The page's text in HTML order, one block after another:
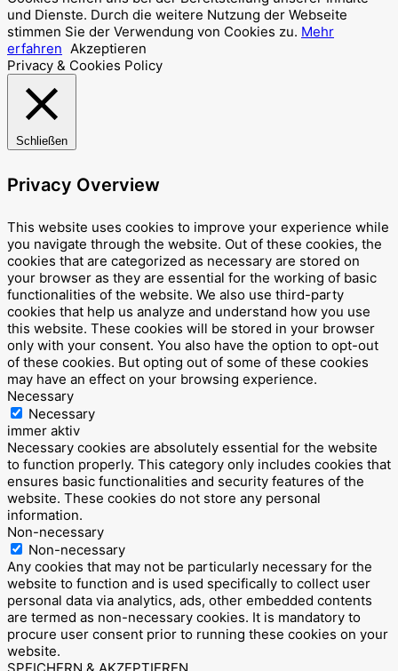
und Dienste. Durch die weitere Nutzung der Webseite
stimmen Sie der Verwendung von Cookies zu. Mehr
erfahren Akzeptieren
Privacy & Cookies Policy
Schließen
Privacy Overview
This website uses cookies to improve your experience while
you navigate through the website. Out of these cookies, the
cookies that are categorized as necessary are stored on
your browser as they are essential for the working of basic
functionalities of the website. We also use third-party
cookies that help us analyze and understand how you use
this website. These cookies will be stored in your browser
only with your consent. You also have the option to opt-out
of these cookies. But opting out of some of these cookies
may have an effect on your browsing experience.
Necessary
Necessary
immer aktiv
Necessary cookies are absolutely essential for the website
to function properly. This category only includes cookies that
ensures basic functionalities and security features of the
website. These cookies do not store any personal
information.
Non-necessary
Non-necessary
Any cookies that may not be particularly necessary for the
website to function and is used specifically to collect user
personal data via analytics, ads, other embedded contents
are termed as non-necessary cookies. It is mandatory to
procure user consent prior to running these cookies on your
website.